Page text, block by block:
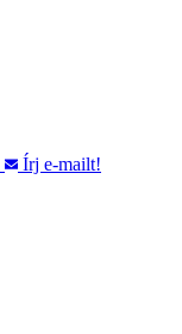
Írj e-mailt!